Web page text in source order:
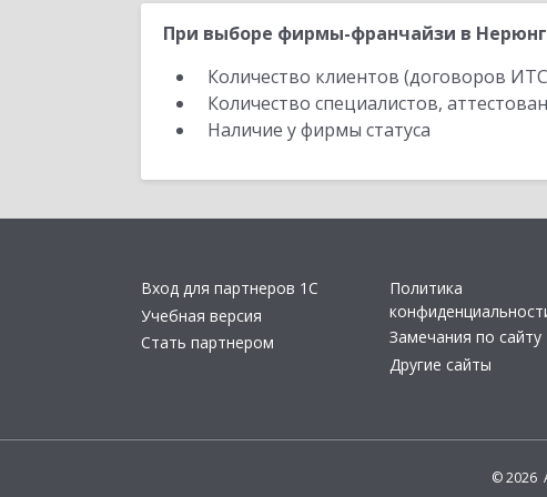
При выборе фирмы-франчайзи в
Количество клиентов (договоров
Количество специалистов,
Наличие у фирмы статуса
Вход для партнеров 1С
Учебная версия
Стать партнером
Политика
Замечания по сайту
Другие сайты
© 2026